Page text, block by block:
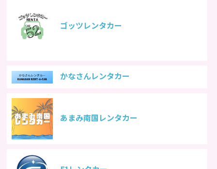
ゴッツレンタカー
かなさんレンタカー
あまみ南国レンタカー